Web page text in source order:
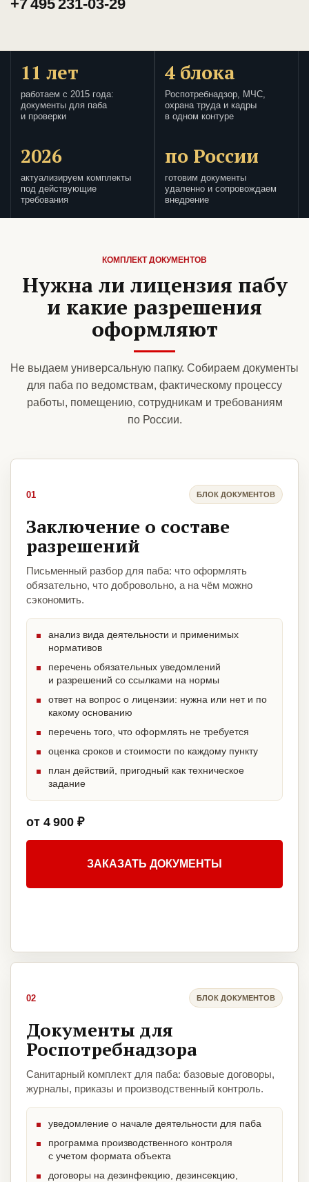
+7 495 231-03-29
11 лет
работаем с 2015 года:
документы для паба
и проверки
4 блока
Роспотребнадзор, МЧС,
охрана труда и кадры
в одном контуре
2026
актуализируем комплекты
под действующие
требования
по России
готовим документы
удаленно и сопровождаем
внедрение
КОМПЛЕКТ ДОКУМЕНТОВ
Нужна ли лицензия пабу
и какие разрешения
оформляют
Не выдаем универсальную папку. Собираем документы
для паба по ведомствам, фактическому процессу
работы, помещению, сотрудникам и требованиям
по России.
01 БЛОК ДОКУМЕНТОВ
Заключение о составе
разрешений
Письменный разбор для паба: что оформлять
обязательно, что добровольно, а на чём можно
сэкономить.
анализ вида деятельности и применимых
нормативов
перечень обязательных уведомлений
и разрешений со ссылками на нормы
ответ на вопрос о лицензии: нужна или нет и по
какому основанию
перечень того, что оформлять не требуется
оценка сроков и стоимости по каждому пункту
план действий, пригодный как техническое
задание
от 4 900 ₽
ЗАКАЗАТЬ ДОКУМЕНТЫ
02 БЛОК ДОКУМЕНТОВ
Документы для
Роспотребнадзора
Санитарный комплект для паба: базовые договоры,
журналы, приказы и производственный контроль.
уведомление о начале деятельности для паба
программа производственного контроля
с учетом формата объекта
договоры на дезинфекцию, дезинсекцию,